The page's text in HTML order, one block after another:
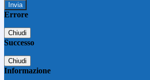
Errore
Chiudi
Successo
Chiudi
Informazione